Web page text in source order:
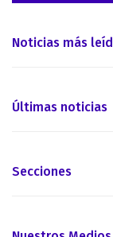
Noticias más
Últimas noticias
Secciones